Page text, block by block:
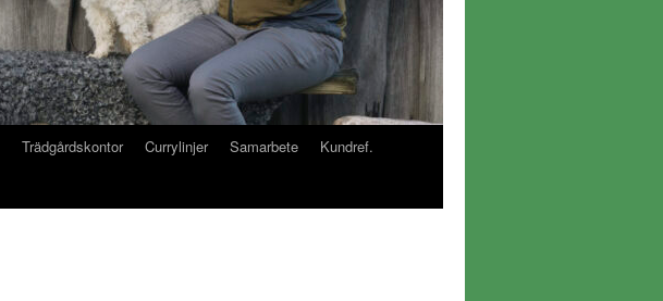
Trädgårdskontor Currylinjer Samarbete
Kundref.